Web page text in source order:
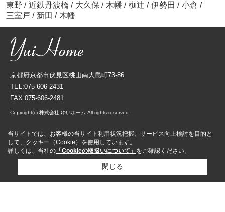
東野 / 近鉄丹波橋 / 大久保 / 木幡 / 椥辻 / 伊勢田 / 小倉 /
三室戸 / 新田 / 木幡
京都府京都市伏見区桃山南大島町73-86
TEL:075-606-2431
FAX:075-606-2481
Copyright(c) 株式会社 ゆいホーム All rights reserved.
当サイトでは、お客様の当サイト利用状況把握、サービス向上検討を目的と
して、クッキー（Cookie）を使用しています。
詳しくは、当社の 「Cookieの取扱いについて」 をご確認ください。
閉じる